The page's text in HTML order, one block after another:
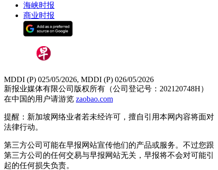
海峡时报
商业时报
MDDI (P) 025/05/2026, MDDI (P) 026/05/2026
新报业媒体有限公司版权所有（公司登记号：202120748H）
在中国的用户请游览 zaobao.com
提醒：新加坡网络业者若未经许可，擅自引用本网内容将面对
法律行动。
第三方公司可能在早报网站宣传他们的产品或服务。不过您跟
第三方公司的任何交易与早报网站无关，早报将不会对可能引
起的任何损失负责。